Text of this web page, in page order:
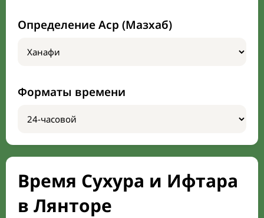
Определение Аср (Мазхаб)
Форматы времени
Время Сухура и Ифтара
в Лянторе